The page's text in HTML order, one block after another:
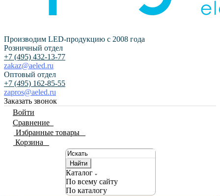
Производим LED-продукцию с 2008 года
Розничный отдел
+7 (495) 432-13-77
zakaz@aeled.ru
Оптовый отдел
+7 (495) 162-85-55
zapros@aeled.ru
Заказать звонок
Войти
Сравнение
Избранные товары
Корзина
Найти
Каталог
По всему сайту
По каталогу